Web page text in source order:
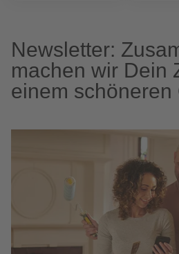
Newsletter:
machen wir Dein
einem schöneren